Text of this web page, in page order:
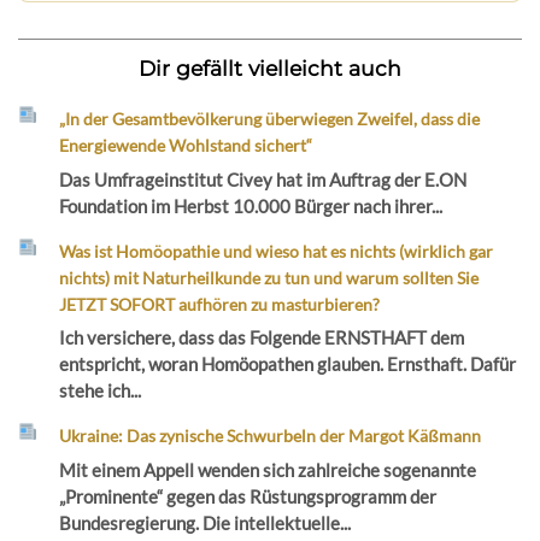
Dir gefällt vielleicht auch
„In der Gesamtbevölkerung überwiegen Zweifel, dass die
Energiewende Wohlstand sichert“
Das Umfrageinstitut Civey hat im Auftrag der E.ON
Foundation im Herbst 10.000 Bürger nach ihrer...
Was ist Homöopathie und wieso hat es nichts (wirklich gar
nichts) mit Naturheilkunde zu tun und warum sollten Sie
JETZT SOFORT aufhören zu masturbieren?
Ich versichere, dass das Folgende ERNSTHAFT dem
entspricht, woran Homöopathen glauben. Ernsthaft. Dafür
stehe ich...
Ukraine: Das zynische Schwurbeln der Margot Käßmann
Mit einem Appell wenden sich zahlreiche sogenannte
„Prominente“ gegen das Rüstungsprogramm der
Bundesregierung. Die intellektuelle...